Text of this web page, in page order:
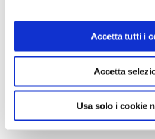
Accetta tutti i
Accetta
Usa solo i cookie